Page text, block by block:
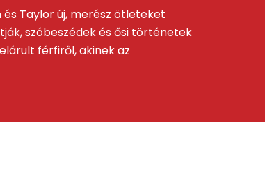
Taylor új, merész ötleteket
szóbeszédek és ősi történetek
férfiről, akinek az